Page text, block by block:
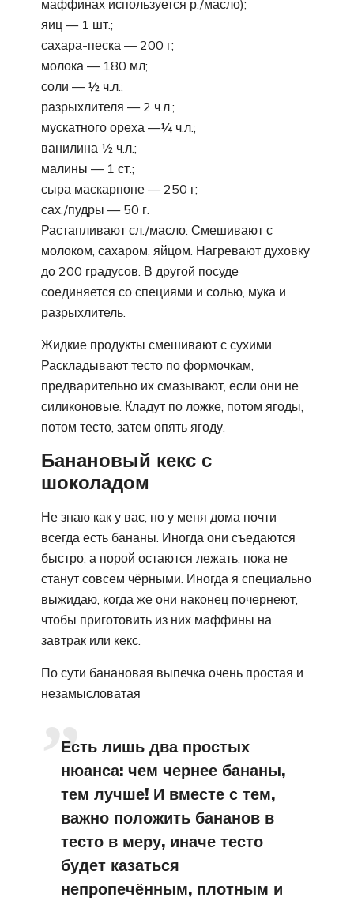
маффинах используется р./масло);
яиц — 1 шт.;
сахара-песка — 200 г;
молока — 180 мл;
соли — ½ ч.л.;
разрыхлителя — 2 ч.л.;
мускатного ореха —¼ ч.л.;
ванилина ½ ч.л.;
малины — 1 ст.;
сыра маскарпоне — 250 г;
сах./пудры — 50 г.
Растапливают сл./масло. Смешивают с
молоком, сахаром, яйцом. Нагревают духовку
до 200 градусов. В другой посуде
соединяется со специями и солью, мука и
разрыхлитель.
Жидкие продукты смешивают с сухими.
Раскладывают тесто по формочкам,
предварительно их смазывают, если они не
силиконовые. Кладут по ложке, потом ягоды,
потом тесто, затем опять ягоду.
Банановый кекс с
шоколадом
Не знаю как у вас, но у меня дома почти
всегда есть бананы. Иногда они съедаются
быстро, а порой остаются лежать, пока не
станут совсем чёрными. Иногда я специально
выжидаю, когда же они наконец почернеют,
чтобы приготовить из них маффины на
завтрак или кекс.
По сути банановая выпечка очень простая и
незамысловатая
Есть лишь два простых
нюанса: чем чернее бананы,
тем лучше! И вместе с тем,
важно положить бананов в
тесто в меру, иначе тесто
будет казаться
непропечённым, плотным и